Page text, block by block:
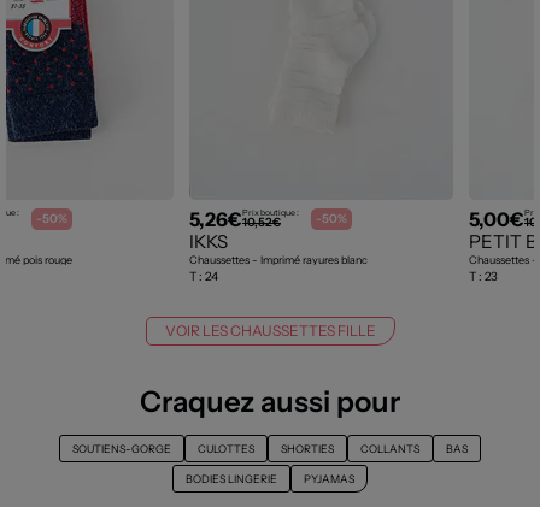
: -50%
pois rouge
5,26€Prix boutique :
10,52€ -50%
IKKS
Chaussettes - Imprimé rayures blanc
T : 24
5,00€
PETIT
Chaussettes
T : 23
VOIR LES CHAUSSETTES FILLE
Craquez aussi pour
SOUTIENS-GORGE CULOTTES SHORTIES COLLANTS BAS
BODIES LINGERIE PYJAMAS